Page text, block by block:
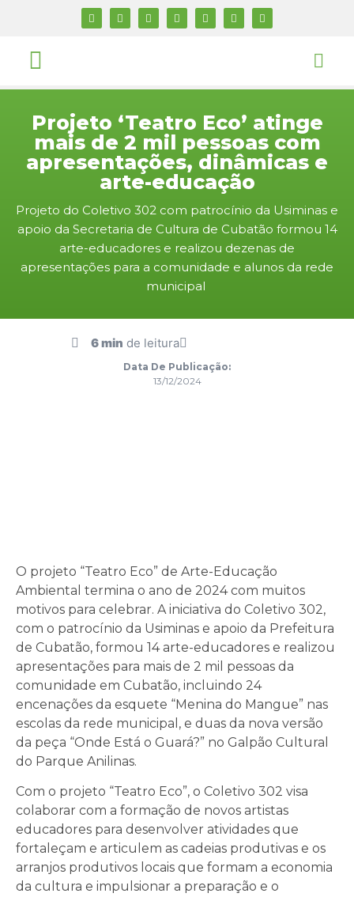
Projeto ‘Teatro Eco’ atinge
mais de 2 mil pessoas com
apresentações, dinâmicas e
arte-educação
Projeto do Coletivo 302 com patrocínio da Usiminas e
apoio da Secretaria de Cultura de Cubatão formou 14
arte-educadores e realizou dezenas de
apresentações para a comunidade e alunos da rede
municipal
6 min de leitura
Data De Publicação:
13/12/2024
O projeto “Teatro Eco” de Arte-Educação
Ambiental termina o ano de 2024 com muitos
motivos para celebrar. A iniciativa do Coletivo 302,
com o patrocínio da Usiminas e apoio da Prefeitura
de Cubatão, formou 14 arte-educadores e realizou
apresentações para mais de 2 mil pessoas da
comunidade em Cubatão, incluindo 24
encenações da esquete “Menina do Mangue” nas
escolas da rede municipal, e duas da nova versão
da peça “Onde Está o Guará?” no Galpão Cultural
do Parque Anilinas.
Com o projeto “Teatro Eco”, o Coletivo 302 visa
colaborar com a formação de novos artistas
educadores para desenvolver atividades que
fortaleçam e articulem as cadeias produtivas e os
arranjos produtivos locais que formam a economia
da cultura e impulsionar a preparação e o